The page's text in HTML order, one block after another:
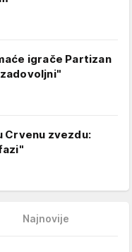
igrače Partizan
Crvenu zvezdu:
Najnovije